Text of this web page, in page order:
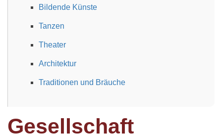
Bildende Künste
Tanzen
Theater
Architektur
Traditionen und Bräuche
Gesellschaft